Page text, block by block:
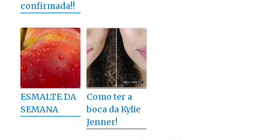
confirmada!!
ESMALTE DA
SEMANA
Como ter a
boca da Kylie
Jenner!